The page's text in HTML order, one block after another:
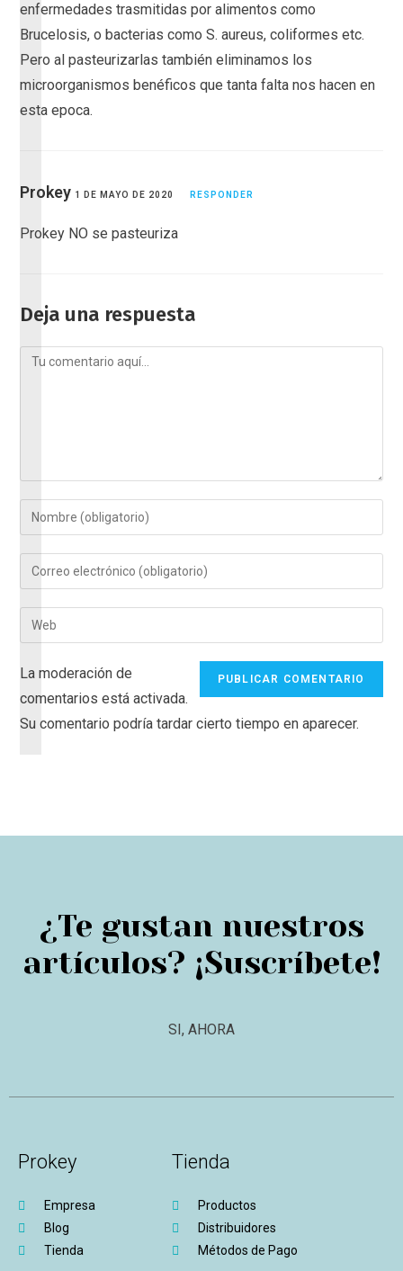
enfermedades trasmitidas por alimentos como
Brucelosis, o bacterias como S. aureus, coliformes etc.
Pero al pasteurizarlas también eliminamos los
microorganismos benéficos que tanta falta nos hacen en
esta epoca.
Prokey 1 DE MAYO DE 2020 RESPONDER
Prokey NO se pasteuriza
Deja una respuesta
La moderación de
comentarios está activada.
Su comentario podría tardar cierto tiempo en aparecer.
¿Te gustan nuestros
artículos? ¡Suscríbete!
SI, AHORA
Prokey
Empresa
Blog
Tienda
Tienda
Productos
Distribuidores
Métodos de Pago